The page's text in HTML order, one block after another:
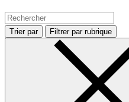
Trier par Filtrer par rubrique